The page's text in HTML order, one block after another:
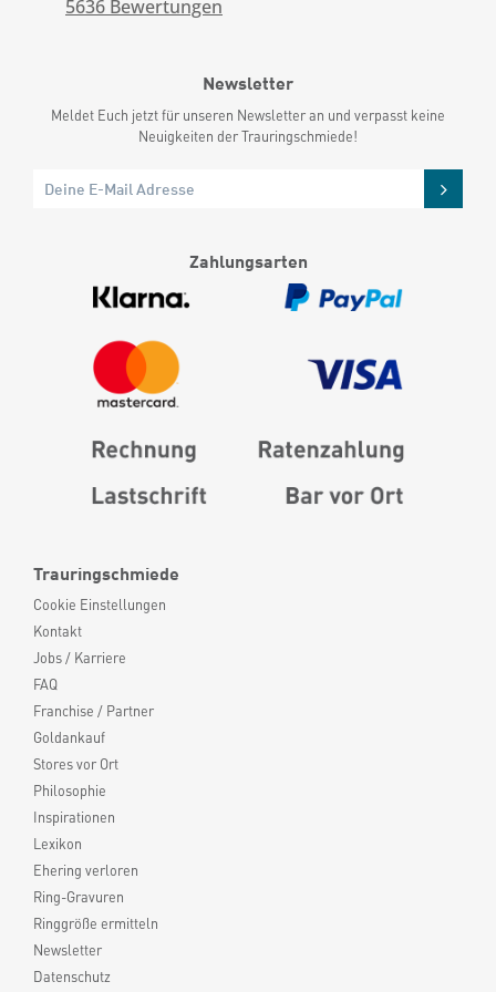
Trauringschmiede
Cookie Einstellungen
Kontakt
Jobs / Karriere
FAQ
Franchise / Partner
Goldankauf
Stores vor Ort
Philosophie
Inspirationen
Lexikon
Ehering verloren
Ring-Gravuren
Ringgröße ermitteln
Newsletter
Datenschutz
5636 Bewertungen
Newsletter
Meldet Euch jetzt für unseren Newsletter an und verpasst keine
Neuigkeiten der Trauringschmiede!
Zahlungsarten